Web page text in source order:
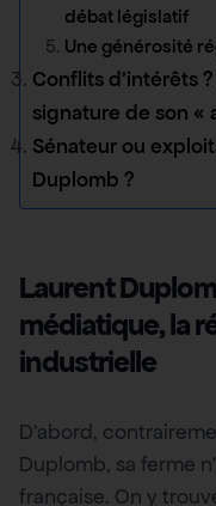
débat législatif
Une générosité
Conflits d’intérêts
signature de son «
Sénateur ou
Duplomb ?
Laurent
médiatique, la
industrielle
D’abord,
Duplomb, sa ferme
française. On y